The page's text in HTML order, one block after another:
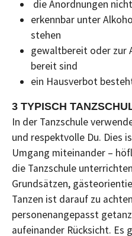
die Anordnungen
erkennbar unter
stehen
gewaltbereit oder zur
bereit sind
ein Hausverbot
3 TYPISCH
In der Tanzschule
und respektvolle Du. Dies
Umgang miteinander –
die Tanzschule
Grundsätzen,
Tanzen ist darauf zu
personenangepasst
aufeinander Rücksicht. Es